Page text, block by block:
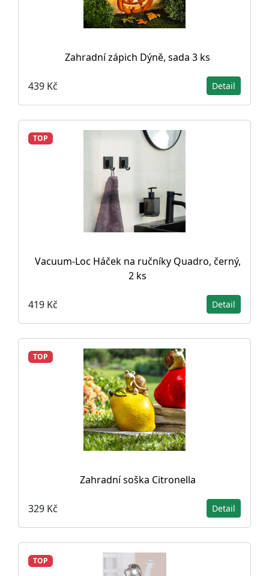
Zahradní zápich Dýně, sada 3 ks
439 Kč Detail
TOP
Vacuum-Loc Háček na ručníky Quadro, černý,
2 ks
419 Kč Detail
TOP
Zahradní soška Citronella
329 Kč Detail
TOP